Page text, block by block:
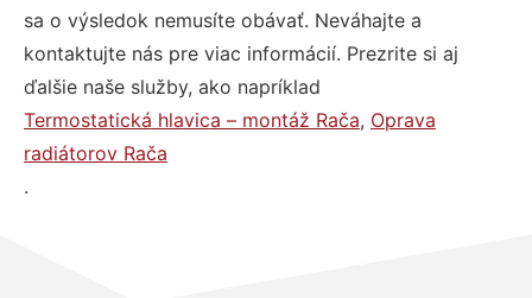
sa o výsledok nemusíte obávať. Neváhajte a
kontaktujte nás pre viac informácií. Prezrite si aj
ďalšie naše služby, ako napríklad
Termostatická hlavica – montáž Rača, Oprava
radiátorov Rača
.